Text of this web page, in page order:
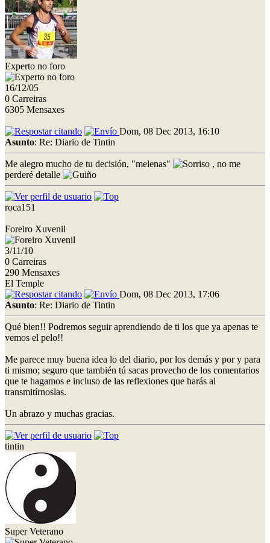
Experto no foro
16/12/05
0 Carreiras
6305 Mensaxes
Dom, 08 Dec 2013, 16:10
Asunto: Re: Diario de Tintin
Me alegro mucho de tu decisión, "melenas"
, no me
perderé detalle
roca151
Foreiro Xuvenil
3/11/10
0 Carreiras
290 Mensaxes
El Temple
Dom, 08 Dec 2013, 17:06
Asunto: Re: Diario de Tintin
Qué bien!! Podremos seguir aprendiendo de ti los que ya apenas te
vemos el pelo!!
Me parece muy buena idea lo del diario, por los demás y por y para
ti mismo; seguro que también tú sacas provecho de los comentarios
que te hagamos e incluso de las reflexiones que harás al
transmitírnoslas.
Un abrazo y muchas gracias.
tintin
Super Veterano